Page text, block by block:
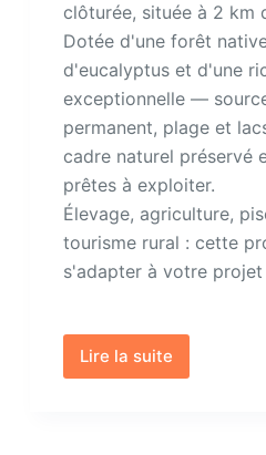
clôturée, située à 2 km
Dotée d'une forêt
d'eucalyptus et d'une
exceptionnelle —
permanent, plage et
cadre naturel préservé
prêtes à exploiter.
Élevage, agriculture,
tourisme rural : cette
s'adapter à votre projet
Lire la suite
Propriété